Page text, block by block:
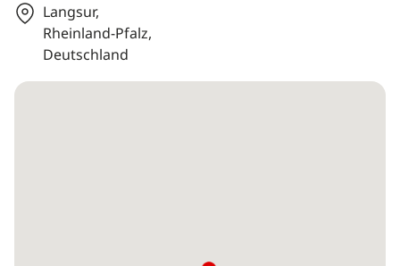
Langsur,
Rheinland-Pfalz,
Deutschland